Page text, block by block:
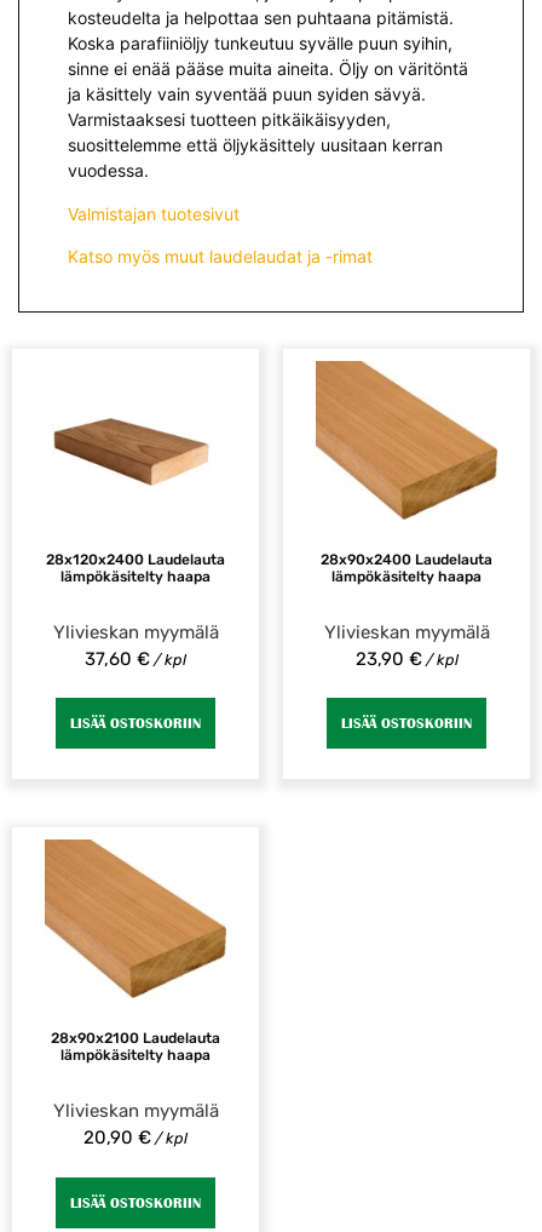
kosteudelta ja helpottaa sen puhtaana pitämistä.
Koska parafiiniöljy tunkeutuu syvälle puun syihin,
sinne ei enää pääse muita aineita. Öljy on väritöntä
ja käsittely vain syventää puun syiden sävyä.
Varmistaaksesi tuotteen pitkäikäisyyden,
suosittelemme että öljykäsittely uusitaan kerran
vuodessa.
Valmistajan tuotesivut
Katso myös muut laudelaudat ja -rimat
28x120x2400 Laudelauta
lämpökäsitelty haapa
Ylivieskan myymälä
37,60 € / kpl
LISÄÄ OSTOSKORIIN
28x90x2400 Laudelauta
lämpökäsitelty haapa
Ylivieskan myymälä
23,90 €/ kpl
LISÄÄ OSTOSKORIIN
28x90x2100 Laudelauta
lämpökäsitelty haapa
Ylivieskan myymälä
20,90 € / kpl
LISÄÄ OSTOSKORIIN